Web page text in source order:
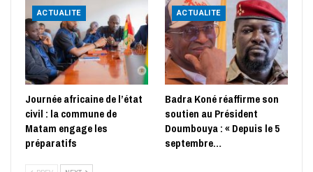
ACTUALITE
Journée africaine de l’état
civil : la commune de
Matam engage les
préparatifs
ACTUALITE
Badra Koné réaffirme son
soutien au Président
Doumbouya : « Depuis le 5
septembre…